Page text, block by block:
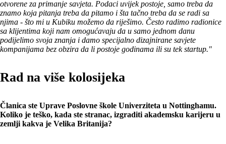
otvorene za primanje savjeta. Podaci uvijek postoje, samo treba da
znamo koja pitanja treba da pitamo i šta tačno treba da se radi sa
njima - što mi u Kubiku možemo da riješimo. Često radimo radionice
sa klijentima koji nam omogućavaju da u samo jednom danu
podijelimo svoja znanja i damo specijalno dizajnirane savjete
kompanijama bez obzira da li postoje godinama ili su tek startup."
Rad na više kolosijeka
Članica ste Uprave Poslovne škole Univerziteta u Nottinghamu.
Koliko je teško, kada ste stranac, izgraditi akademsku karijeru u
zemlji kakva je Velika Britanija?